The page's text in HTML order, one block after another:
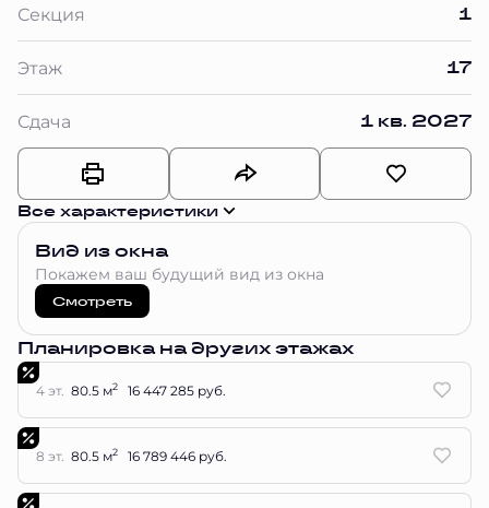
Секция 1
Этаж 17
Сдача 1 кв. 2027
Все характеристики
Вид из окна
Покажем ваш будущий вид из окна
Смотреть
Планировка на других этажах
4 эт. 80.5 м2 16 447 285 руб.
8 эт. 80.5 м2 16 789 446 руб.